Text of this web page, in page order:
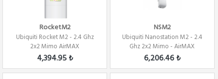
RocketM2
Ubiquiti Rocket M2 - 2.4 Ghz
2x2 Mimo AirMAX
4,394.95 ₺
NSM2
Ubiquiti Nanostation M2 - 2.4
Ghz 2x2 Mimo - AirMAX
6,206.46 ₺